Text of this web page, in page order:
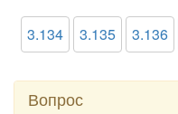
3.134 3.135 3.136
Вопрос